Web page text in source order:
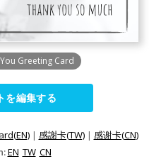
Greeting Card
を編集する
| 感謝卡(TW)| 感谢卡(CN)
EN TW CN